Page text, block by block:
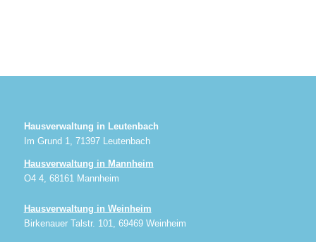
Hausverwaltung in Leutenbach
Im Grund 1, 71397 Leutenbach
Hausverwaltung in Mannheim
O4 4, 68161 Mannheim
Hausverwaltung in Weinheim
Birkenauer Talstr. 101, 69469 Weinheim